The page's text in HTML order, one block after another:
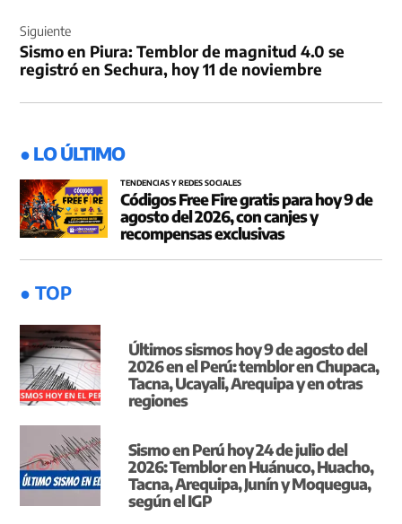
Siguiente
Sismo en Piura: Temblor de magnitud 4.0 se
registró en Sechura, hoy 11 de noviembre
● LO ÚLTIMO
TENDENCIAS Y REDES SOCIALES
Códigos Free Fire gratis para hoy 9 de
agosto del 2026, con canjes y
recompensas exclusivas
● TOP
Últimos sismos hoy 9 de agosto del
2026 en el Perú: temblor en Chupaca,
Tacna, Ucayali, Arequipa y en otras
regiones
Sismo en Perú hoy 24 de julio del
2026: Temblor en Huánuco, Huacho,
Tacna, Arequipa, Junín y Moquegua,
según el IGP